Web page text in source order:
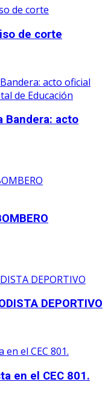
de corte
Bandera: acto
DEPORTIVO
en el CEC 801.